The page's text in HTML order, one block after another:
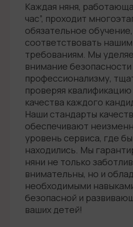
Каждая няня,
час”, проходит
обязательное
соответствовать
требованиям. Мы
внимание безопасности
профессионализму,
проверяя
качества каждого
Наши стандарты
обеспечивают
уровень сервиса, где
находились. Мы
няни не только
внимательны, но и
необходимыми
безопасной и
ваших детей!